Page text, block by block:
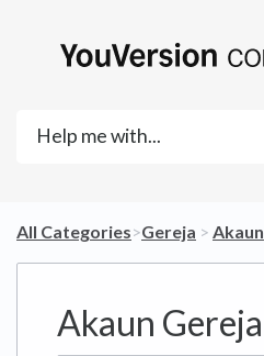
All Categories​>​​Gereja ​ > ​ ​Akaun
Akaun Gereja